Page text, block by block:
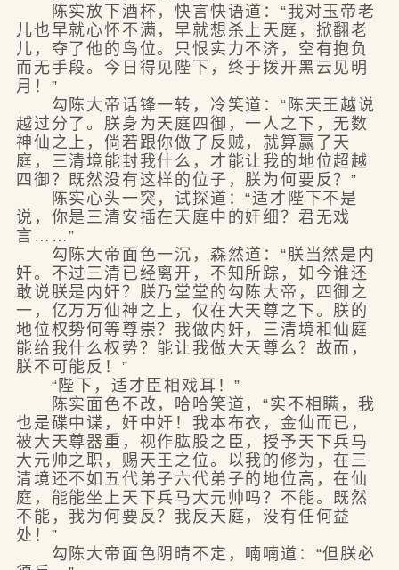
陈实放下酒杯，快言快语道：“我对玉帝老
儿也早就心怀不满，早就想杀上天庭，掀翻老
儿，夺了他的鸟位。只恨实力不济，空有抱负
而无手段。今日得见陛下，终于拨开黑云见明
月！”
勾陈大帝话锋一转，冷笑道：“陈天王越说
越过分了。朕身为天庭四御，一人之下，无数
神仙之上，倘若跟你做了反贼，就算赢了天
庭，三清境能封我什么，才能让我的地位超越
四御？既然没有这样的位子，朕为何要反？”
陈实心头一突，试探道：“适才陛下不是
说，你是三清安插在天庭中的奸细？君无戏
言……”
勾陈大帝面色一沉，森然道：“朕当然是内
奸。不过三清已经离开，不知所踪，如今谁还
敢说朕是内奸？朕乃堂堂的勾陈大帝，四御之
一，亿万万仙神之上，仅在大天尊之下。朕的
地位权势何等尊崇？我做内奸，三清境和仙庭
能给我什么权势？能让我做大天尊么？故而，
朕不可能反！”
“陛下，适才臣相戏耳！”
陈实面色不改，哈哈笑道，“实不相瞒，我
也是碟中谍，奸中奸！我本布衣，金仙而已，
被大天尊器重，视作肱股之臣，授予天下兵马
大元帅之职，赐天王之位。以我的修为，在三
清境还不如五代弟子六代弟子的地位高，在仙
庭，能能坐上天下兵马大元帅吗？不能。既然
不能，我为何要反？我反天庭，没有任何益
处！”
勾陈大帝面色阴晴不定，喃喃道：“但朕必